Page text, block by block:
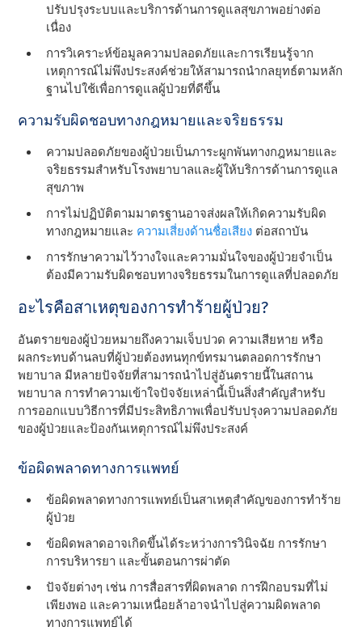
ปรับปรุงระบบและบริการด้านการดูแลสุขภาพอย่างต่อ
เนื่อง
การวิเคราะห์ข้อมูลความปลอดภัยและการเรียนรู้จาก
เหตุการณ์ไม่พึงประสงค์ช่วยให้สามารถนํากลยุทธ์ตามหลัก
ฐานไปใช้เพื่อการดูแลผู้ป่วยที่ดีขึ้น
ความรับผิดชอบทางกฎหมายและจริยธรรม
ความปลอดภัยของผู้ป่วยเป็นภาระผูกพันทางกฎหมายและ
จริยธรรมสําหรับโรงพยาบาลและผู้ให้บริการด้านการดูแล
สุขภาพ
การไม่ปฏิบัติตามมาตรฐานอาจส่งผลให้เกิดความรับผิด
ทางกฎหมายและ ความเสี่ยงด้านชื่อเสียง ต่อสถาบัน
การรักษาความไว้วางใจและความมั่นใจของผู้ป่วยจําเป็น
ต้องมีความรับผิดชอบทางจริยธรรมในการดูแลที่ปลอดภัย
อะไรคือสาเหตุของการทําร้ายผู้ป่วย?
อันตรายของผู้ป่วยหมายถึงความเจ็บปวด ความเสียหาย หรือ
ผลกระทบด้านลบที่ผู้ป่วยต้องทนทุกข์ทรมานตลอดการรักษา
พยาบาล มีหลายปัจจัยที่สามารถนําไปสู่อันตรายนี้ในสถาน
พยาบาล การทําความเข้าใจปัจจัยเหล่านี้เป็นสิ่งสําคัญสําหรับ
การออกแบบวิธีการที่มีประสิทธิภาพเพื่อปรับปรุงความปลอดภัย
ของผู้ป่วยและป้องกันเหตุการณ์ไม่พึงประสงค์
ข้อผิดพลาดทางการแพทย์
ข้อผิดพลาดทางการแพทย์เป็นสาเหตุสําคัญของการทําร้าย
ผู้ป่วย
ข้อผิดพลาดอาจเกิดขึ้นได้ระหว่างการวินิจฉัย การรักษา
การบริหารยา และขั้นตอนการผ่าตัด
ปัจจัยต่างๆ เช่น การสื่อสารที่ผิดพลาด การฝึกอบรมที่ไม่
เพียงพอ และความเหนื่อยล้าอาจนําไปสู่ความผิดพลาด
ทางการแพทย์ได้